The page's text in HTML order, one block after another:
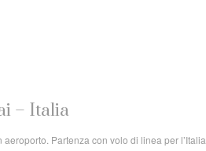
– Italia
Partenza con volo di linea per l’Italia.